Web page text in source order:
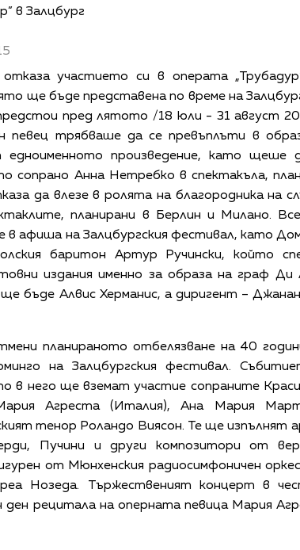
в Залцбург
участието си в операта
ще бъде представена по време на
пред лятото /18 юли - 31 август
певец трябваше да се превъплъти в
произведение, като щеше
сопрано Анна Нетребко в спектакъла,
да влезе в ролята на благородника на
планирани в Берлин и Милано.
афиша на Залцбургския фестивал, като
баритон Артур Ручински, който
издания именно за образа на граф Ди
бъде Алвис Херманис, а диригент –
планираното отбелязване на 40
на Залцбургския фестивал.
в него ще вземат участие сопраните
Агреста (Италия), Ана Мария
тенор Роландо Виясон. Те ще изпълнят
Пучини и други композитори от
от Мюнхенския радиосимфоничен
Нозеда. Тържественият концерт в
ден рецитала на оперната певица Мария